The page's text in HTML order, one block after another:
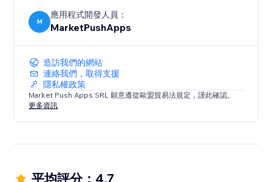
M
應用程式開發人員：
MarketPushApps
造訪我們的網站
連絡我們，取得支援
隱私權政策
Market Push Apps SRL 願意遵從歐盟貿易法規定，謹此確認。
更多資訊
平均評分：4.7